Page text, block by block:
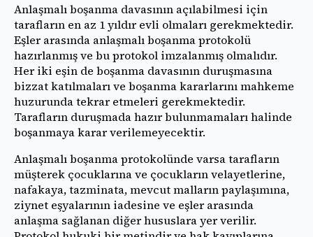
Anlaşmalı boşanma davasının açılabilmesi için
tarafların en az 1 yıldır evli olmaları gerekmektedir.
Eşler arasında anlaşmalı boşanma protokolü
hazırlanmış ve bu protokol imzalanmış olmalıdır.
Her iki eşin de boşanma davasının duruşmasına
bizzat katılmaları ve boşanma kararlarını mahkeme
huzurunda tekrar etmeleri gerekmektedir.
Tarafların duruşmada hazır bulunmamaları halinde
boşanmaya karar verilemeyecektir.
Anlaşmalı boşanma protokolünde varsa tarafların
müşterek çocuklarına ve çocukların velayetlerine,
nafakaya, tazminata, mevcut malların paylaşımına,
ziynet eşyalarının iadesine ve eşler arasında
anlaşma sağlanan diğer hususlara yer verilir.